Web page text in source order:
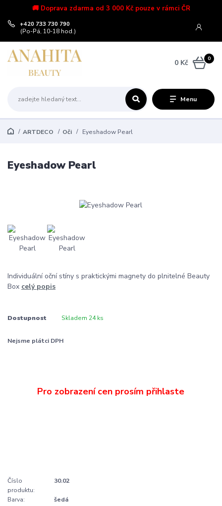
🚚 Doprava zdarma od 3 000 Kč pouze v rámci ČR
Menu
+420 733 730 790
(Po-Pá, 10-18 hod.)
0
0 Kč
ARTDECO Oči Eyeshadow Pearl
Eyeshadow Pearl
Individuální oční stíny s praktickými magnety do plnitelné Beauty
Box celý popis
Dostupnost Skladem 24 ks
Nejsme plátci DPH
Číslo
produktu:
30.02
Barva: šedá